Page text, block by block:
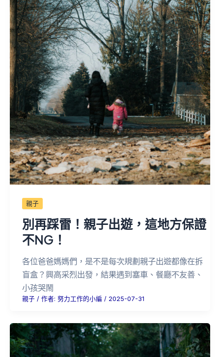
親子
別再踩雷！親子出遊，這地方保證
不NG！
各位爸爸媽媽們，是不是每次規劃親子出遊都像在拆
盲盒？興高采烈出發，結果遇到塞車、餐廳不友善、
小孩哭鬧
親子/ 作者: 努力工作的小編 / 2025-07-31